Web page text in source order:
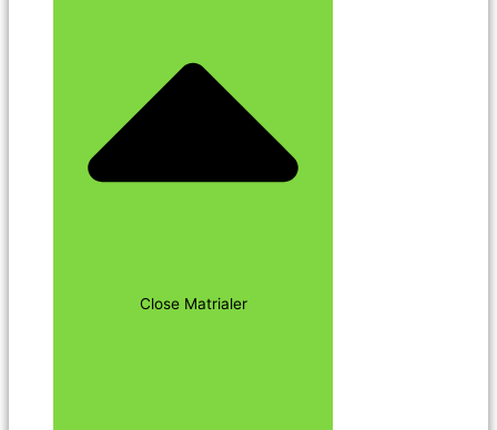
Close Matrialer